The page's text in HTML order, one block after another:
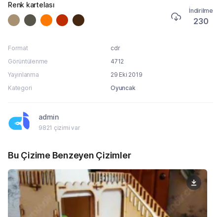
Renk kartelası
İndirilme
230
Format
cdr
Görüntülenme
4712
Yayınlanma
29 Eki 2019
Kategori
Oyuncak
admin
9821 çizimi var
Bu Çizime Benzeyen Çizimler